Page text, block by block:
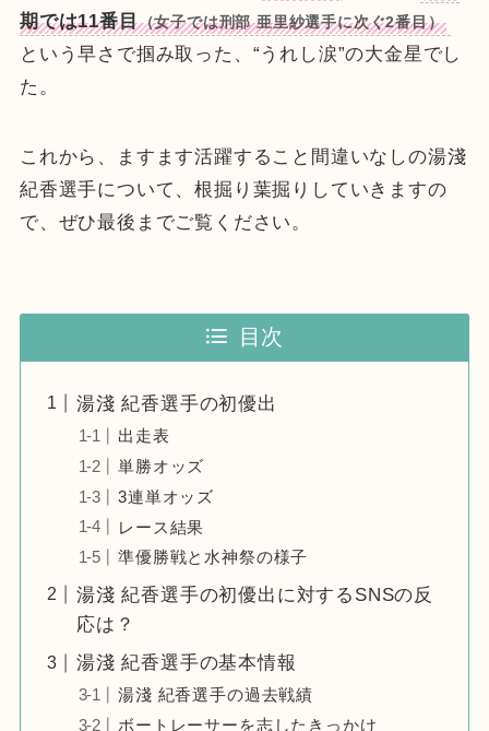
期では11番目（女子では刑部 亜里紗選手に次ぐ2番目）
という早さで掴み取った、“うれし涙”の大金星でし
た。
これから、ますます活躍すること間違いなしの湯淺
紀香選手について、根掘り葉掘りしていきますの
で、ぜひ最後までご覧ください。
目次
湯淺 紀香選手の初優出
出走表
単勝オッズ
3連単オッズ
レース結果
準優勝戦と水神祭の様子
湯淺 紀香選手の初優出に対するSNSの反
応は？
湯淺 紀香選手の基本情報
湯淺 紀香選手の過去戦績
ボートレーサーを志したきっかけ